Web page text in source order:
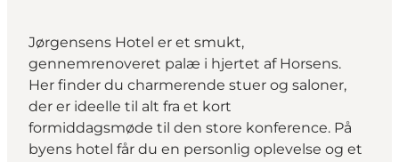
Jørgensens Hotel er et smukt,
gennemrenoveret palæ i hjertet af Horsens.
Her finder du charmerende stuer og saloner,
der er ideelle til alt fra et kort
formiddagsmøde til den store konference. På
byens hotel får du en personlig oplevelse og et